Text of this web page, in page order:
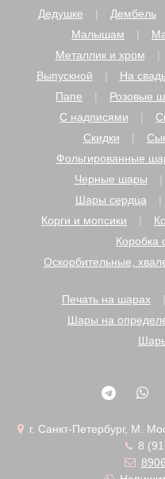
Дедушке
Дембель
Малышам
Металлик и хром
Выпускной
На
Папе
Розовые
С надписями
Скидки
Фольгированные
Черные шары
Шары сердца
Корги и мопсики
Коробка
Оскорбительные,
Печать на шарах
Шары на
г. Санкт-Петербург, М.
8